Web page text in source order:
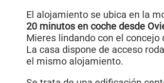
El alojamiento se ubica en la
20 minutos en coche desde
Mieres lindando con el concejo
La casa dispone de acceso
el mismo alojamiento.